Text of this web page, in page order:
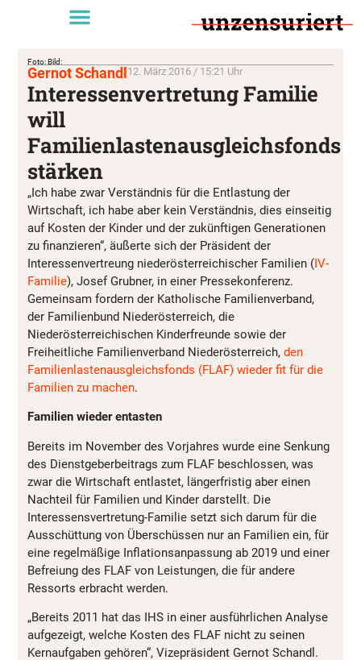
Foto: Bild:
Gernot Schandl 12. März 2016 / 15:21 Uhr
Interessenvertretung Familie
will
Familienlastenausgleichsfonds
stärken
„Ich habe zwar Verständnis für die Entlastung der
Wirtschaft, ich habe aber kein Verständnis, dies einseitig
auf Kosten der Kinder und der zukünftigen Generationen
zu finanzieren“, äußerte sich der Präsident der
Interessenvertreung niederösterreichischer Familien (IV-
Familie), Josef Grubner, in einer Pressekonferenz.
Gemeinsam fordern der Katholische Familienverband,
der Familienbund Niederösterreich, die
Niederösterreichischen Kinderfreunde sowie der
Freiheitliche Familienverband Niederösterreich, den
Familienlastenausgleichsfonds (FLAF) wieder fit für die
Familien zu machen.
Familien wieder entasten
Bereits im November des Vorjahres wurde eine Senkung
des Dienstgeberbeitrags zum FLAF beschlossen, was
zwar die Wirtschaft entlastet, längerfristig aber einen
Nachteil für Familien und Kinder darstellt. Die
Interessensvertretung-Familie setzt sich darum für die
Ausschüttung von Überschüssen nur an Familien ein, für
eine regelmäßige Inflationsanpassung ab 2019 und einer
Befreiung des FLAF von Leistungen, die für andere
Ressorts erbracht werden.
„Bereits 2011 hat das IHS in einer ausführlichen Analyse
aufgezeigt, welche Kosten des FLAF nicht zu seinen
Kernaufgaben gehören“, Vizepräsident Gernot Schandl.